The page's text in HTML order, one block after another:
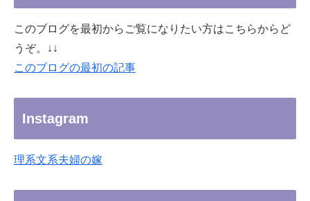
このブログを最初からご覧になりたい方はこちらからど
うぞ。↓↓
このブログの最初の記事
Instagram
理系文系夫婦の嫁